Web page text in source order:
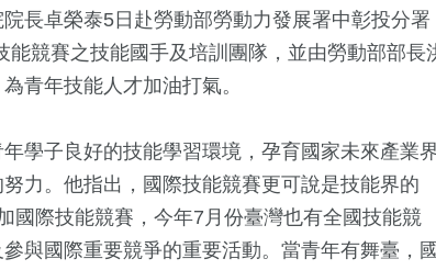
長卓榮泰5日赴勞動部勞動力發展署中彰投分署
競賽之技能國手及培訓團隊，並由勞動部部長
青年技能人才加油打氣。
學子良好的技能學習環境，孕育國家未來產業
力。他指出，國際技能競賽更可說是技能界的
國際技能競賽，今年7月份臺灣也有全國技能競
與國際重要競爭的重要活動。當青年有舞臺，國